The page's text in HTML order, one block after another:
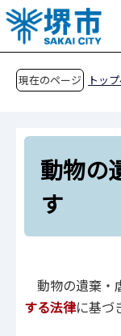
こ
の
ペ
現在のページ トッ
動物
動物の
す
動物の遺棄・
する法律に基づ